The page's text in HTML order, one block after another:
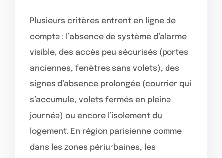
Plusieurs critères entrent en ligne de
compte : l’absence de système d’alarme
visible, des accès peu sécurisés (portes
anciennes, fenêtres sans volets), des
signes d’absence prolongée (courrier qui
s’accumule, volets fermés en pleine
journée) ou encore l’isolement du
logement. En région parisienne comme
dans les zones périurbaines, les